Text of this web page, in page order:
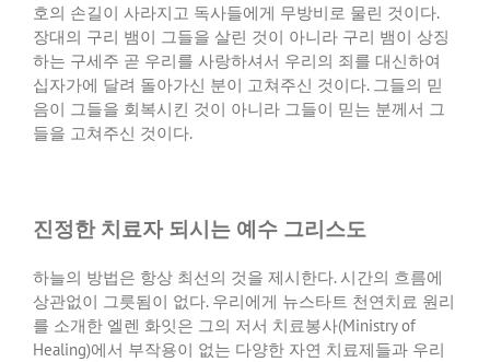
호의 손길이 사라지고 독사들에게 무방비로 물린 것이다.
장대의 구리 뱀이 그들을 살린 것이 아니라 구리 뱀이 상징
하는 구세주 곧 우리를 사랑하셔서 우리의 죄를 대신하여
십자가에 달려 돌아가신 분이 고쳐주신 것이다. 그들의 믿
음이 그들을 회복시킨 것이 아니라 그들이 믿는 분께서 그
들을 고쳐주신 것이다.
진정한 치료자 되시는 예수 그리스도
하늘의 방법은 항상 최선의 것을 제시한다.시간의 흐름에
상관없이 그릇됨이 없다. 우리에게 뉴스타트 천연치료 원리
를 소개한 엘렌 화잇은 그의 저서 치료봉사(Ministry of
Healing)에서 부작용이 없는 다양한 자연 치료제들과 우리